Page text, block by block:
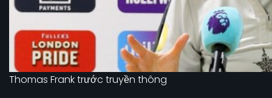
Thomas Frank trước truyền thông